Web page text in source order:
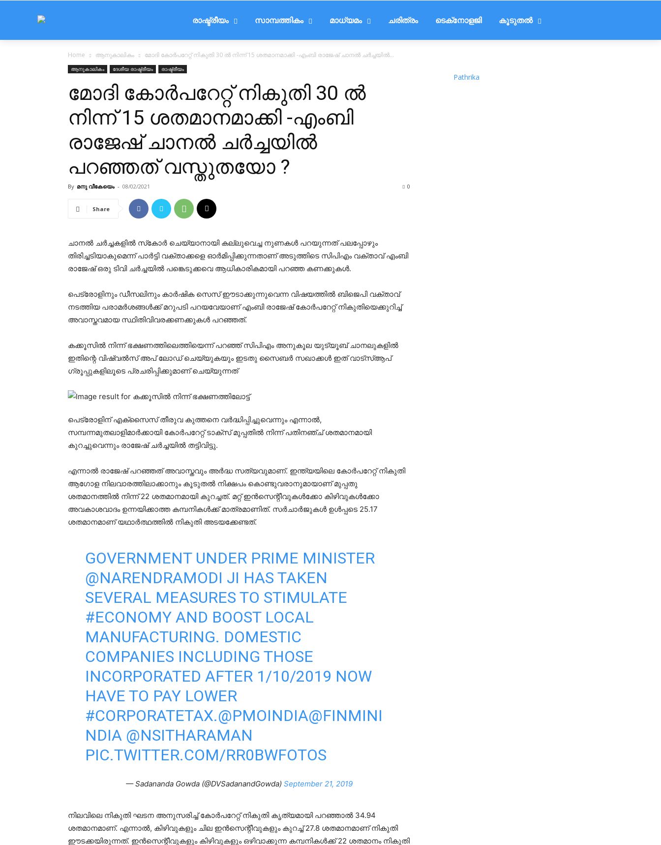
രാഷ്ട്രീയം സാമ്പത്തികം മാധ്യമം ചരിത്രം ടെക്‌നോളജി കൂടുതൽ
Home ആനുകാലികം മോദി കോര്‍പറേറ്റ് നികുതി 30 ല്‍ നിന്ന് 15 ശതമാനമാക്കി -എംബി രാജേഷ് ചാനല്‍ ചര്‍ച്ചയില്‍...
ആനുകാലികം ദേശീയ രാഷ്ട്രീയം രാഷ്ട്രീയം
മോദി കോര്‍പറേറ്റ് നികുതി 30 ല്‍
നിന്ന് 15 ശതമാനമാക്കി -എംബി
രാജേഷ് ചാനല്‍ ചര്‍ച്ചയില്‍
പറഞ്ഞത് വസ്തുതയോ ?
By മനു വീകേയെം - 08/02/2021 0
Share
ചാനല്‍ ചര്‍ച്ചകളില്‍ സ്‌കോര്‍ ചെയ്യാനായി കല്ലുവെച്ച നുണകള്‍ പറയുന്നത് പലപ്പോഴും
തിരിച്ചടിയാകുമെന്ന് പാര്‍ട്ടി വക്താക്കളെ ഓര്‍മിപ്പിക്കുന്നതാണ് അടുത്തിടെ സിപിഎം വക്താവ് എംബി
രാജേഷ് ഒരു ടിവി ചര്‍ച്ചയില്‍ പങ്കെടുക്കവെ ആധികാരികമായി പറഞ്ഞ കണക്കുകള്‍.
പെട്രോളിനും ഡീസലിനും കാര്‍ഷിക സെസ് ഈടാക്കുന്നുവെന്ന വിഷയത്തില്‍ ബിജെപി വക്താവ്
നടത്തിയ പരാമര്‍ശങ്ങള്‍ക്ക് മറുപടി പറയവേയാണ് എംബി രാജേഷ് കോര്‍പറേറ്റ് നികുതിയെക്കുറിച്ച്
അവാസ്തവമായ സ്ഥിതിവിവരക്കണക്കുകള്‍ പറഞ്ഞത്.
കക്കൂസില്‍ നിന്ന് ഭക്ഷണത്തിലെത്തിയെന്ന് പറഞ്ഞ് സിപിഎം അനുകൂല യുട്യൂബ് ചാനലുകളില്‍
ഇതിന്റെ വിഷ്വല്‍സ് അപ് ലോഡ് ചെയ്യുകയും ഇടതു സൈബര്‍ സഖാക്കള്‍ ഇത് വാട്‌സ്ആപ്
ഗ്രൂപ്പുകളിലൂടെ പ്രചരിപ്പിക്കുമാണ് ചെയ്യുന്നത്
പെട്രോളിന് എക്‌സൈസ് തീരുവ കുത്തനെ വര്‍ദ്ധിപ്പിച്ചുവെന്നും എന്നാല്‍,
സമ്പന്നമുതലാളിമാര്‍ക്കായി കോര്‍പറേറ്റ് ടാക്‌സ് മുപ്പതില്‍ നിന്ന് പതിനഞ്ച് ശതമാനമായി
കുറച്ചുവെന്നും രാജേഷ് ചര്‍ച്ചയില്‍ തട്ടിവിട്ടു.
എന്നാല്‍ രാജേഷ് പറഞ്ഞത് അവാസ്തവും അര്‍ദ്ധ സത്യവുമാണ്. ഇന്ത്യയിലെ കോര്‍പറേറ്റ് നികുതി
ആഗോള നിലവാരത്തിലാക്കാനും കൂടുതല്‍ നിക്ഷപം കൊണ്ടുവരാനുമായാണ് മുപ്പതു
ശതമാനത്തില്‍ നിന്ന് 22 ശതമാനമായി കുറച്ചത്. മറ്റ് ഇന്‍സെന്റീവുകള്‍ക്കോ കിഴിവുകള്‍ക്കോ
അവകാശവാദം ഉന്നയിക്കാത്ത കമ്പനികള്‍ക്ക് മാത്രമാണിത്. സര്‍ചാര്‍ജുകള്‍ ഉള്‍പ്പടെ 25.17
ശതമാനമാണ് യഥാര്‍ത്ഥത്തില്‍ നികുതി അടയക്കേണ്ടത്.
GOVERNMENT UNDER PRIME MINISTER
@NARENDRAMODI JI HAS TAKEN
SEVERAL MEASURES TO STIMULATE
#ECONOMYAND BOOST LOCAL
MANUFACTURING. DOMESTIC
COMPANIES INCLUDING THOSE
INCORPORATED AFTER 1/10/2019 NOW
HAVE TO PAY LOWER
#CORPORATETAX.@PMOINDIA@FINMINI
NDIA @NSITHARAMAN
PIC.TWITTER.COM/RR0BWFOTOS
— Sadananda Gowda (@DVSadanandGowda) September 21, 2019
നിലവിലെ നികുതി ഘടന അനുസരിച്ച് കോര്‍പറേറ്റ് നികുതി കൃത്യമായി പറഞ്ഞാല്‍ 34.94
ശതമാനമാണ്. എന്നാല്‍, കിഴിവുകളും ചില ഇന്‍സെന്റീവുകളും കുറച്ച് 27.8 ശതമാനമാണ് നികുതി
ഈടക്കയിരുന്നത്. ഇന്‍സെന്റീവുകളും കിഴിവുകളും ഒഴിവാക്കുന്ന കമ്പനികള്‍ക്ക് 22 ശതമാനം നികുതി
Pathrika